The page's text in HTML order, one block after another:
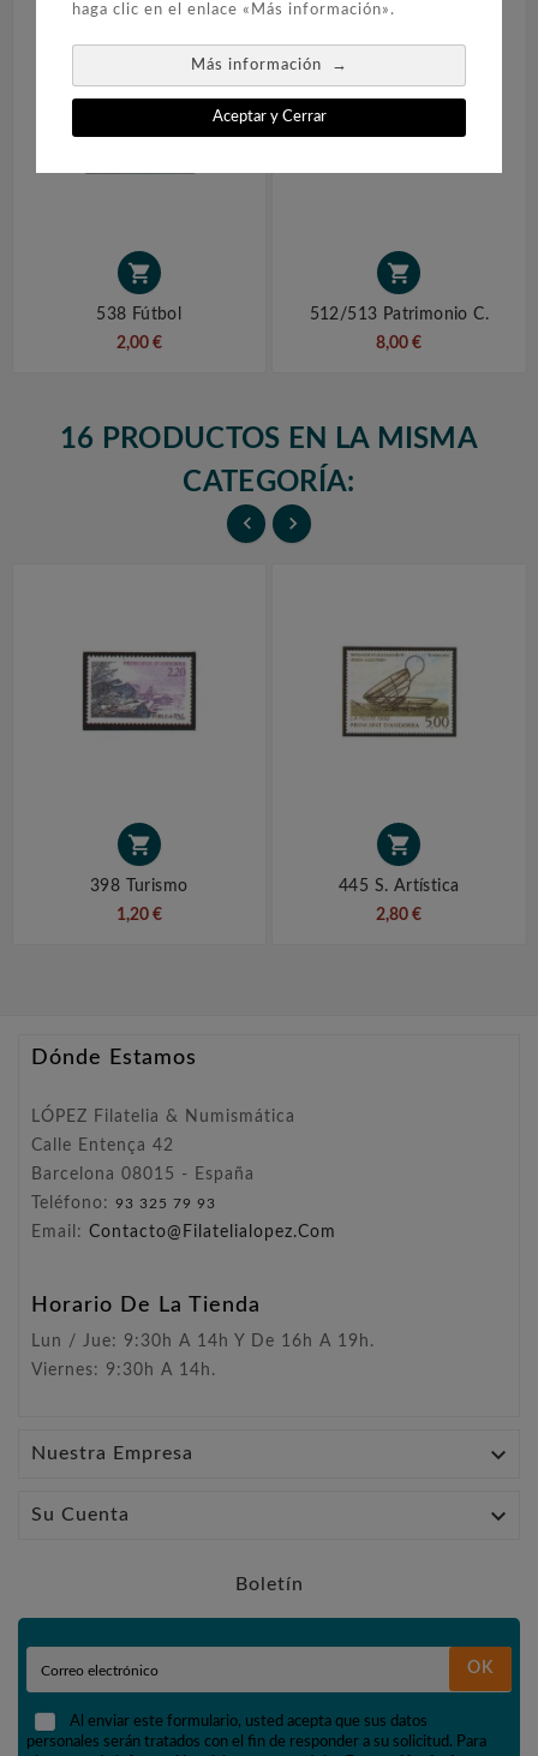
haga clic en el enlace «Más información».
Más información →
Aceptar y Cerrar

538 Fútbol
2,00 €

512/513 Patrimonio C.
8,00 €
16 PRODUCTOS EN LA MISMA
CATEGORÍA:
 

398 Turismo
1,20 €

445 S. Artística
2,80 €
Dónde Estamos
LÓPEZ Filatelia & Numismática
Calle Entença 42
Barcelona 08015 - España
Teléfono: 93 325 79 93
Email: Contacto@filatelialopez.com
Horario De La Tienda
Lun / Jue: 9:30h A 14h Y De 16h A 19h.
Viernes: 9:30h A 14h.
Nuestra Empresa 
Su Cuenta 
Boletín
OK
Al enviar este formulario, usted acepta que sus datos
personales serán tratados con el fin de responder a su solicitud. Para